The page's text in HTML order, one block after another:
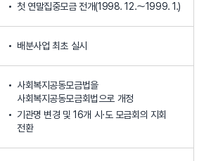
첫 연말집중모금 전개(1998. 12.～1999. 1.)
배분사업 최초 실시
사회복지공동모금법을
사회복지공동모금회법으로 개정
기관명 변경 및 16개 시·도 모금회의 지회
전환